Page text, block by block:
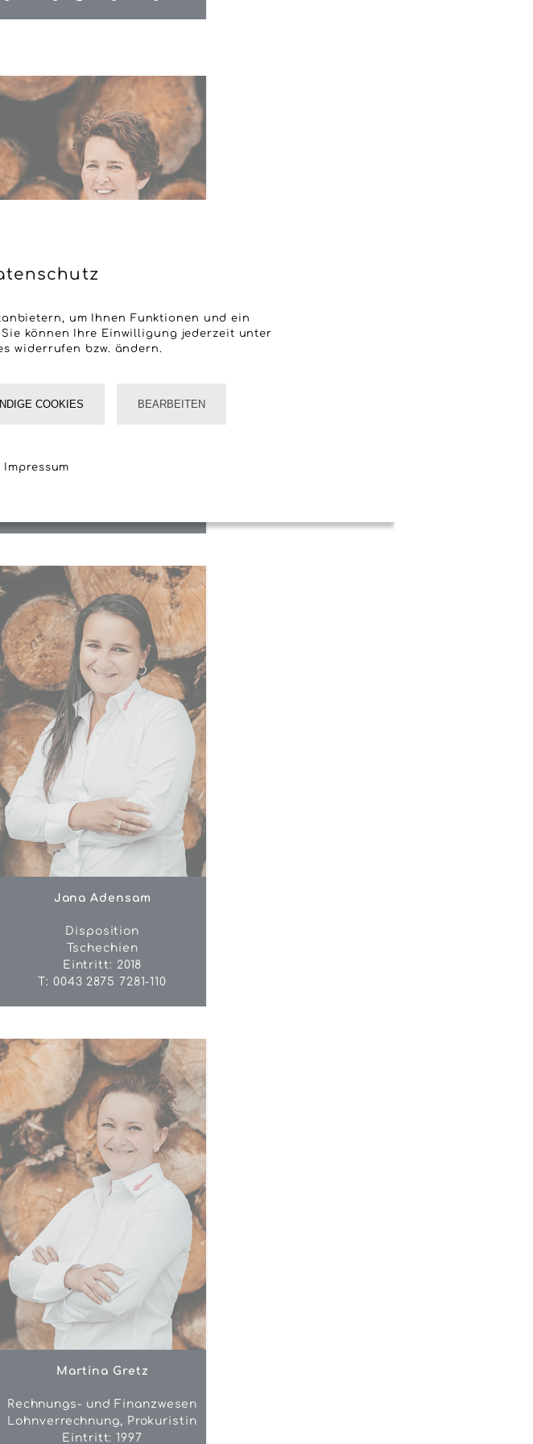
Jana Reiter
Jana Adensam
Disposition
Tschechien
Eintritt: 2018
T: 0043 2875 7281-110
Martina Gretz
Rechnungs- und Finanzwesen
Lohnverrechnung, Prokuristin
Eintritt: 1997
um Ihnen Funktionen und ein
können Ihre Einwilligung jederzeit unter
widerrufen bzw. ändern.
COOKIES BEARBEITEN
Impressum